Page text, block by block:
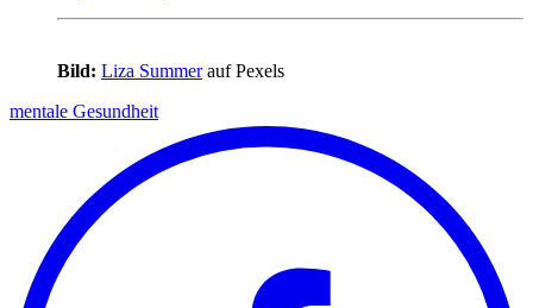
Bild: Liza Summerauf Pexels
mentale Gesundheit